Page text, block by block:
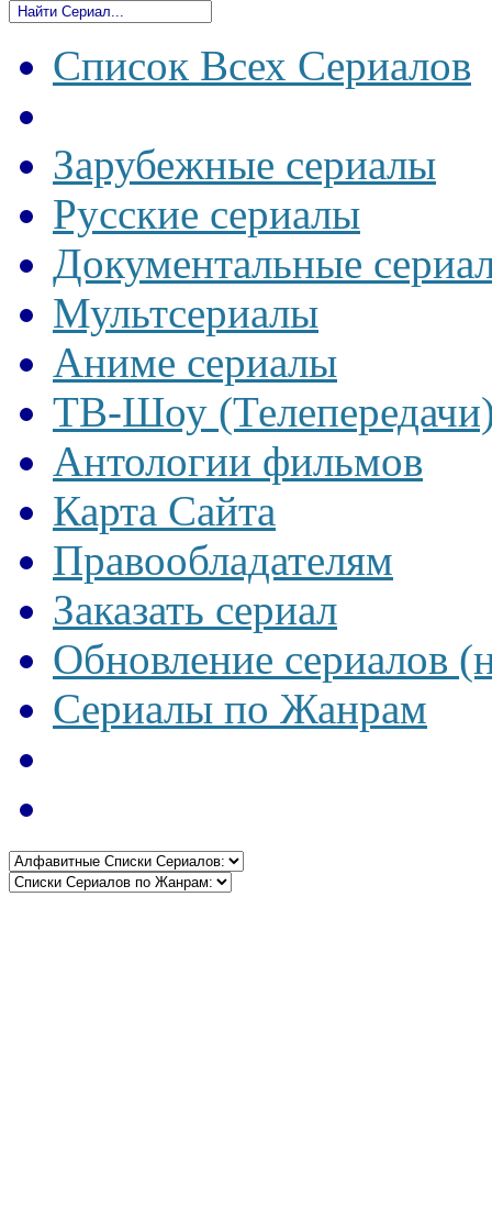
Список Всех Сериалов
Зарубежные сериалы
Русские сериалы
Документальные
Мультсериалы
Аниме сериалы
ТВ-Шоу
Антологии фильмов
Карта Сайта
Правообладателям
Заказать сериал
Обновление сериалов
Сериалы по Жанрам